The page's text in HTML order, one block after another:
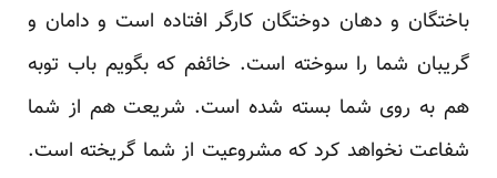
باختگان و دهان دوختگان کارگر افتاده است و دامان و
گریبان شما را سوخته است. خائفم که بگویم باب توبه
هم به روی شما بسته شده است. شریعت هم از شما
شفاعت نخواهد کرد که مشروعیت از شما گریخته است.